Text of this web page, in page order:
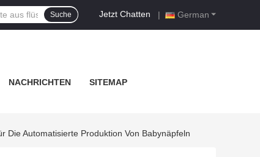
German
Jetzt Chatten |
Suche
NACHRICHTEN SITEMAP
Die Automatisierte Produktion Von Babynäpfeln